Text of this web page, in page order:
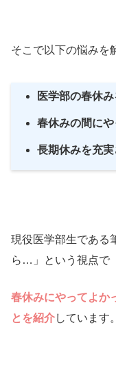
そこで以下の悩みを
医学部の春休
春休みの間に
長期休みを充
現役医学部生である
ら…」という視点で
春休みにやってよか
とを紹介しています。